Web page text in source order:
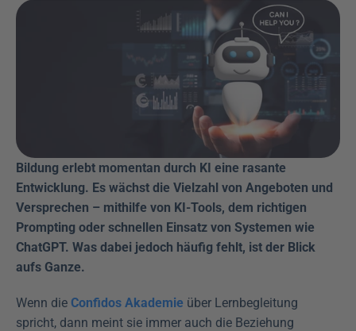
Bildung erlebt momentan durch KI eine rasante
Entwicklung. Es wächst die Vielzahl von Angeboten und
Versprechen – mithilfe von KI-Tools, dem richtigen
Prompting oder schnellen Einsatz von Systemen wie
ChatGPT. Was dabei jedoch häufig fehlt, ist der Blick
aufs Ganze.
Wenn die Confidos Akademie über Lernbegleitung
spricht, dann meint sie immer auch die Beziehung